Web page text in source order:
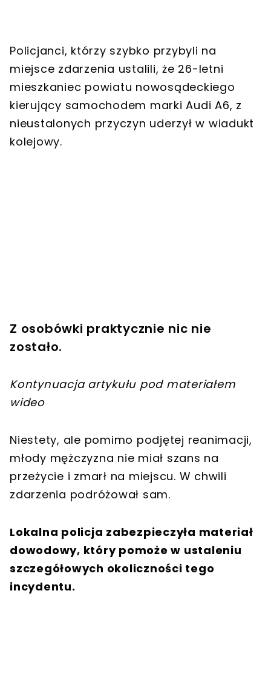
Policjanci, którzy szybko przybyli na
miejsce zdarzenia ustalili, że 26-letni
mieszkaniec powiatu nowosądeckiego
kierujący samochodem marki Audi A6, z
nieustalonych przyczyn uderzył w wiadukt
kolejowy.
Z osobówki praktycznie nic nie
zostało.
Kontynuacja artykułu pod materiałem
wideo
Niestety, ale pomimo podjętej reanimacji,
młody mężczyzna nie miał szans na
przeżycie i zmarł na miejscu. W chwili
zdarzenia podróżował sam.
Lokalna policja zabezpieczyła materiał
dowodowy, który pomoże w ustaleniu
szczegółowych okoliczności tego
incydentu.